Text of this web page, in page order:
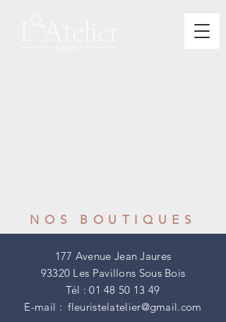
NOS BOUTIQUES
177 Avenue Jean Jaures
93320 Les Pavillons Sous Bois
Tél :01 48 50 13 49
E-mail :fleuristelatelier@gmail.com